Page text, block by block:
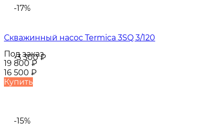
-17%
-3 300₽
Скважинный насос Termica 3SQ 3/120
Под заказ
19 800₽
16 500 ₽
Купить
-15%